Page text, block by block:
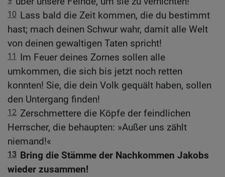
10 Lass bald die Zeit kommen, die du bestimmt
hast; mach deinen Schwur wahr, damit alle Welt
von deinen gewaltigen Taten spricht!
11
Im Feuer deines Zornes sollen alle
umkommen, die sich bis jetzt noch retten
konnten! Sie, die dein Volk gequält haben, sollen
den Untergang finden!
12 Zerschmettere die Köpfe der feindlichen
Herrscher, die behaupten: »Außer uns zählt
niemand!«
13 Bring die Stämme der Nachkommen Jakobs
wieder zusammen!